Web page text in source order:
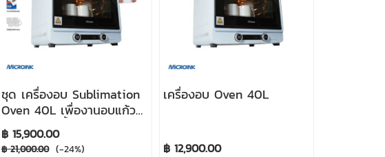
ชุด เครื่องอบ Sublimation
Oven 40L เพื่องานอบแก้ว
และกระบอกน้ำได้เต็มใบ
฿ 15,900.00
฿ 21,000.00 (-24%)
เครื่องอบ Oven 40L
฿ 12,900.00